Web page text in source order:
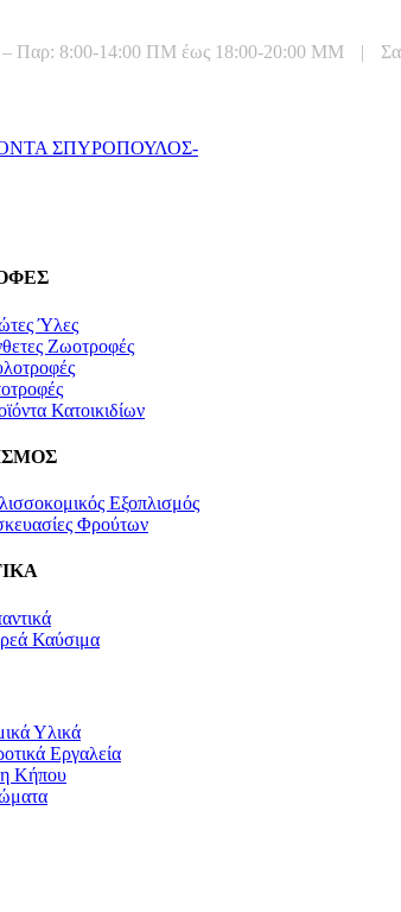
– Παρ: 8:00-14:00 ΠΜ έως 18:00-20:00 ΜΜ |
Ύλες
Ζωοτροφές
Κατοικιδίων
Εξοπλισμός
Φρούτων
Καύσιμα
Υλικά
Εργαλεία
Κήπου